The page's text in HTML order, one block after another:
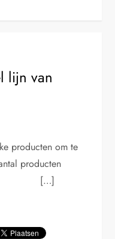
lijn van
producten om te
producten
[…]